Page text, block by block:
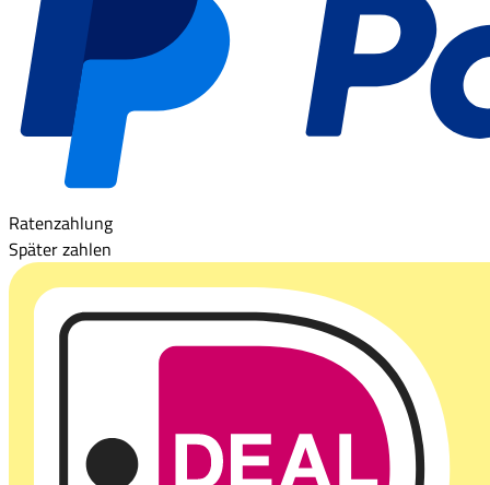
Ratenzahlung
Später zahlen